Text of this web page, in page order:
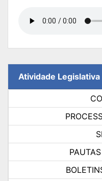
Atividade Legislativa